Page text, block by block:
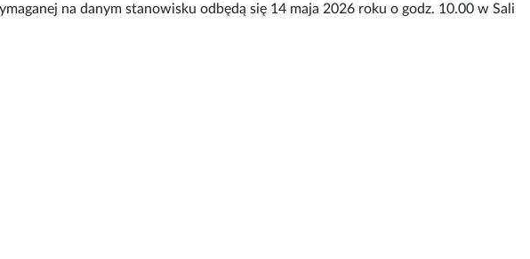
na danym stanowisku odbędą się 14 maja 2026 roku o godz. 10.00 w Sali